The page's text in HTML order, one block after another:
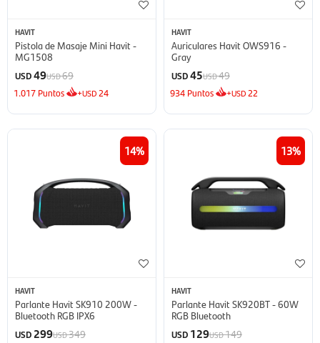
HAVIT
Pistola de Masaje Mini Havit -
MG1508
USD49USD69
1.017 Puntos +USD 24
HAVIT
Auriculares Havit OWS916 -
Gray
USD45USD49
934 Puntos +USD 22
14
HAVIT
Parlante Havit SK910 200W -
Bluetooth RGB IPX6
USD 299USD349
13
HAVIT
Parlante Havit SK920BT - 60W
RGB Bluetooth
USD 129USD149